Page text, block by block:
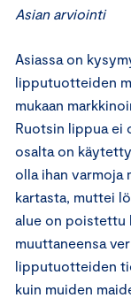
Asian arviointi
Asiassa on
lipputuotteiden
mukaan
Ruotsin lippua ei
osalta on
olla ihan varmoja
kartasta, muttei
alue on poistettu
muuttaneensa
lipputuotteiden
kuin muiden